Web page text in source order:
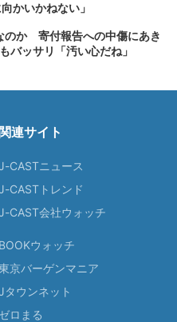
かいかねない」
のか 寄付報告への中傷にあき
バッサリ「汚い心だね」
関連サイト
CASTニュース
CASTトレンド
CAST会社ウォッチ
BOOKウォッチ
京バーゲンマニア
タウンネット
ゼロまる